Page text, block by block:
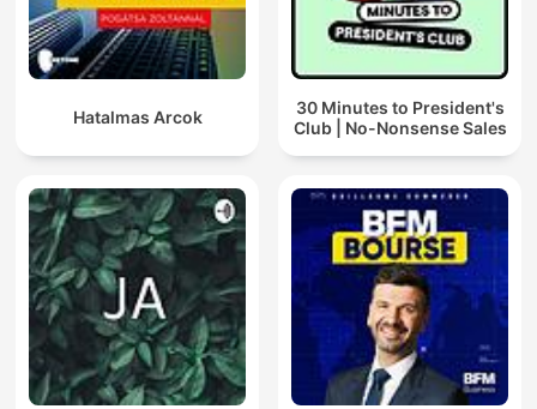
Hatalmas Arcok
30 Minutes to President's
Club | No-Nonsense Sales